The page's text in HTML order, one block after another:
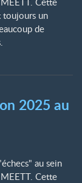
toujours un
de
2025 au
au sein
Cette